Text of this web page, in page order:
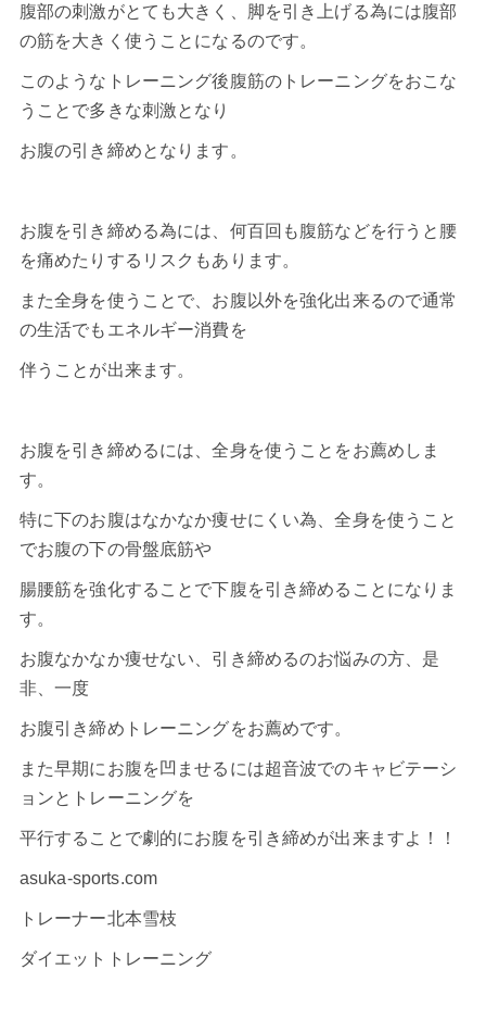
腹部の刺激がとても大きく、脚を引き上げる為には腹部
の筋を大きく使うことになるのです。
このようなトレーニング後腹筋のトレーニングをおこな
うことで多きな刺激となり
お腹の引き締めとなります。
お腹を引き締める為には、何百回も腹筋などを行うと腰
を痛めたりするリスクもあります。
また全身を使うことで、お腹以外を強化出来るので通常
の生活でもエネルギー消費を
伴うことが出来ます。
お腹を引き締めるには、全身を使うことをお薦めしま
す。
特に下のお腹はなかなか痩せにくい為、全身を使うこと
でお腹の下の骨盤底筋や
腸腰筋を強化することで下腹を引き締めることになりま
す。
お腹なかなか痩せない、引き締めるのお悩みの方、是
非、一度
お腹引き締めトレーニングをお薦めです。
また早期にお腹を凹ませるには超音波でのキャビテーシ
ョンとトレーニングを
平行することで劇的にお腹を引き締めが出来ますよ！！
asuka-sports.com
トレーナー北本雪枝
ダイエットトレーニング